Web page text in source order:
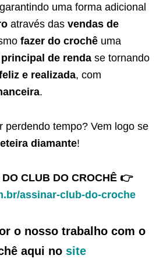
uma forma adicional
através das vendas de
fazer do crochê uma
de renda se tornando
e realizada, com
.
perdendo tempo? Vem logo se
diamante!
DO CLUB DO CROCHÊ 👉
assinar-club-do-croche
o nosso trabalho com o
aqui no site